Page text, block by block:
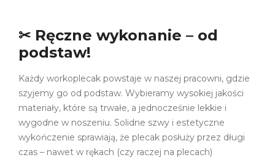
✂ Ręczne wykonanie – od
podstaw!
Każdy workoplecak powstaje w naszej pracowni, gdzie
szyjemy go od podstaw. Wybieramy wysokiej jakości
materiały, które są trwałe, a jednocześnie lekkie i
wygodne w noszeniu. Solidne szwy i estetyczne
wykończenie sprawiają, że plecak posłuży przez długi
czas – nawet w rękach (czy raczej na plecach)